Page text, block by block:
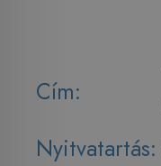
Cím:
Nyitvatartás: